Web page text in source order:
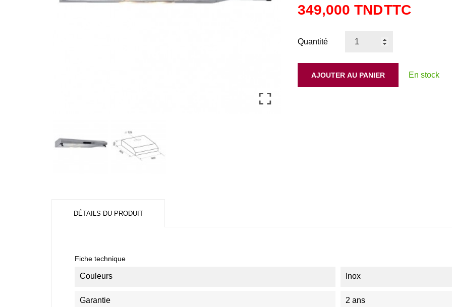
349,000 TNDTTC
Quantité
AJOUTER AU PANIER En stock
DÉTAILS DU PRODUIT
Fiche technique
Couleurs Inox
Garantie 2 ans